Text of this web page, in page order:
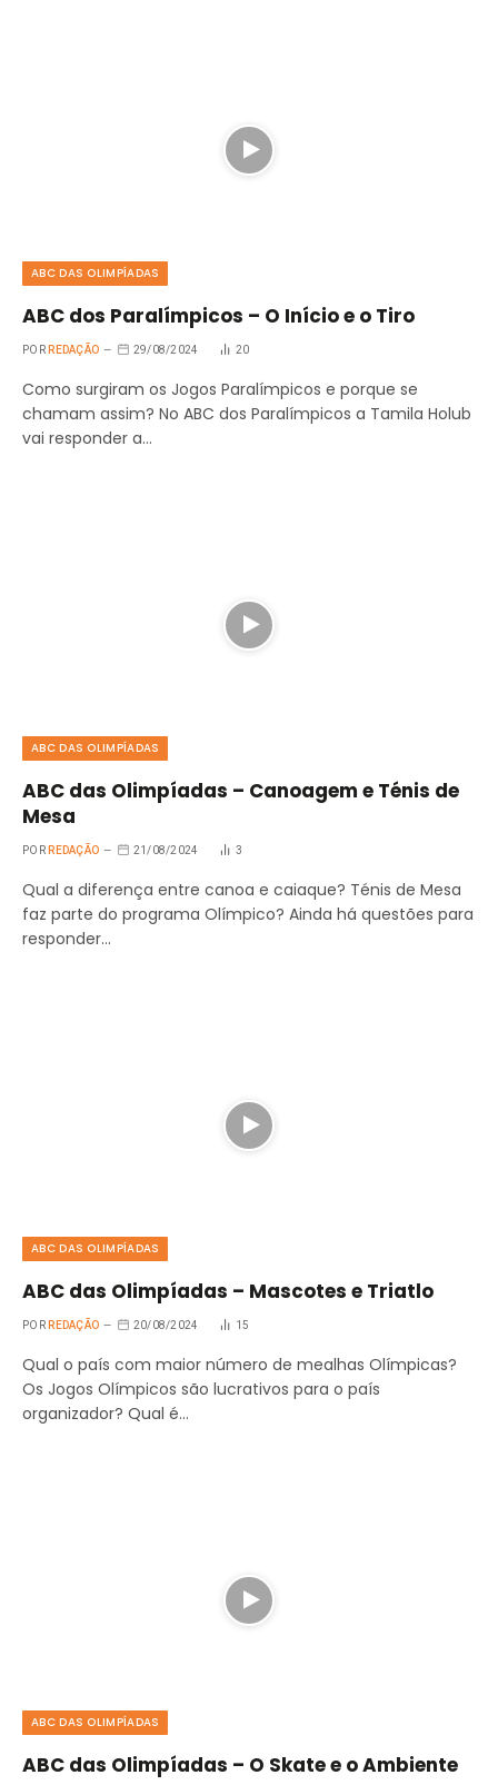
ABC DAS OLIMPÍADAS
ABC dos Paralímpicos – O Início e o Tiro
POR REDAÇÃO 29/08/2024 20
Como surgiram os Jogos Paralímpicos e porque se
chamam assim? No ABC dos Paralímpicos a Tamila Holub
vai responder a…
ABC DAS OLIMPÍADAS
ABC das Olimpíadas – Canoagem e Ténis de
Mesa
POR REDAÇÃO 21/08/2024 3
Qual a diferença entre canoa e caiaque? Ténis de Mesa
faz parte do programa Olímpico? Ainda há questões para
responder…
ABC DAS OLIMPÍADAS
ABC das Olimpíadas – Mascotes e Triatlo
POR REDAÇÃO 20/08/2024 15
Qual o país com maior número de mealhas Olímpicas?
Os Jogos Olímpicos são lucrativos para o país
organizador? Qual é…
ABC DAS OLIMPÍADAS
ABC das Olimpíadas – O Skate e o Ambiente